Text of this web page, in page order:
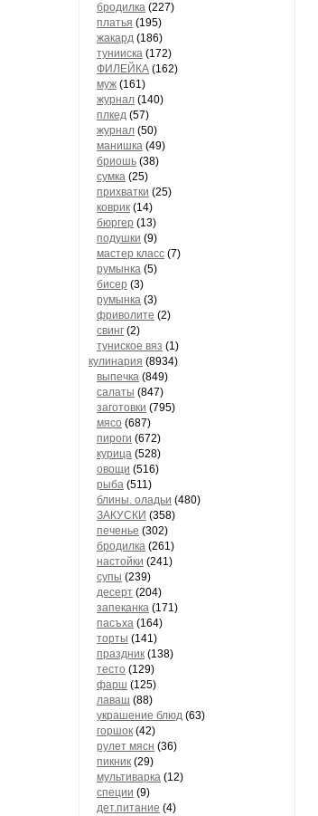
бродилка (227)
платья (195)
жакард (186)
тунииска (172)
ФИЛЕЙКА (162)
муж (161)
журнал (140)
плкед (57)
журнал (50)
манишка (49)
бриошь (38)
сумка (25)
прихватки (25)
коврик (14)
бюргер (13)
подушки (9)
мастер класс (7)
румынка (5)
бисер (3)
румынка (3)
фриволите (2)
свинг (2)
туниское вяз (1)
кулинария (8934)
выпечка (849)
салаты (847)
заготовки (795)
мясо (687)
пироги (672)
курица (528)
овощи (516)
рыба (511)
блины. оладьи (480)
ЗАКУСКИ (358)
печенье (302)
бродилка (261)
настойки (241)
супы (239)
десерт (204)
запеканка (171)
пасъха (164)
торты (141)
праздник (138)
тесто (129)
фарш (125)
лаваш (88)
украшение блюд (63)
горшок (42)
рулет мясн (36)
пикник (29)
мультиварка (12)
специи (9)
дет.питание (4)